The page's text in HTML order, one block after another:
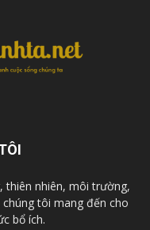
thiên nhiên, môi trường,
tôi mang đến cho
bổ ích.